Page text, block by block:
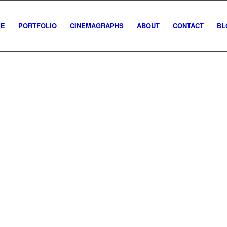
PORTFOLIO CINEMAGRAPHS ABOUT CONTACT